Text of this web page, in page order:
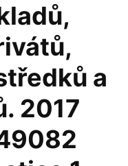
a
2017